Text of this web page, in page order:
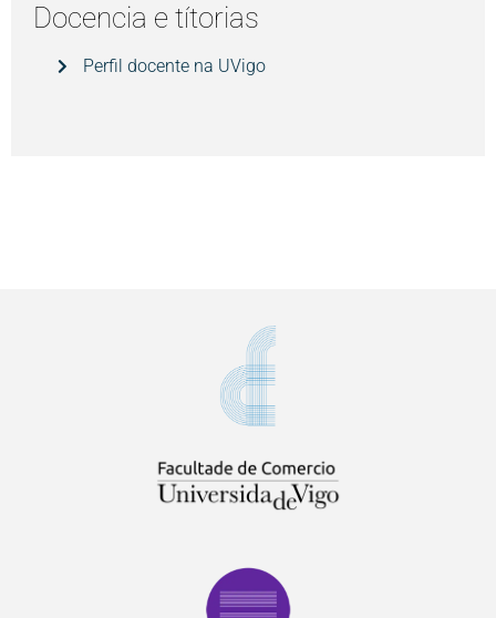
Docencia e títorias
Perfil docente na UVigo